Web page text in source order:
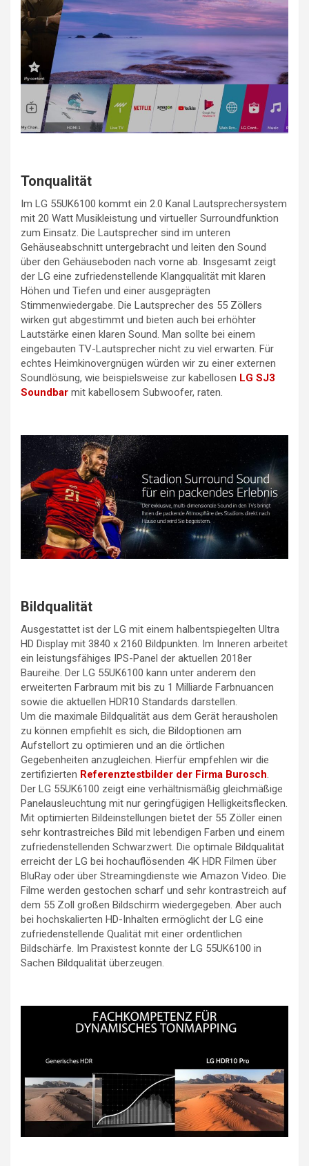
Tonqualität
Im LG 55UK6100 kommt ein 2.0 Kanal Lautsprechersystem
mit 20 Watt Musikleistung und virtueller Surroundfunktion
zum Einsatz. Die Lautsprecher sind im unteren
Gehäuseabschnitt untergebracht und leiten den Sound
über den Gehäuseboden nach vorne ab. Insgesamt zeigt
der LG eine zufriedenstellende Klangqualität mit klaren
Höhen und Tiefen und einer ausgeprägten
Stimmenwiedergabe. Die Lautsprecher des 55 Zöllers
wirken gut abgestimmt und bieten auch bei erhöhter
Lautstärke einen klaren Sound. Man sollte bei einem
eingebauten TV-Lautsprecher nicht zu viel erwarten. Für
echtes Heimkinovergnügen würden wir zu einer externen
Soundlösung, wie beispielsweise zur kabellosen LG SJ3
Soundbar mit kabellosem Subwoofer, raten.
Bildqualität
Ausgestattet ist der LG mit einem halbentspiegelten Ultra
HD Display mit 3840 x 2160 Bildpunkten. Im Inneren arbeitet
ein leistungsfähiges IPS-Panel der aktuellen 2018er
Baureihe. Der LG 55UK6100 kann unter anderem den
erweiterten Farbraum mit bis zu 1 Milliarde Farbnuancen
sowie die aktuellen HDR10 Standards darstellen.
Um die maximale Bildqualität aus dem Gerät herausholen
zu können empfiehlt es sich, die Bildoptionen am
Aufstellort zu optimieren und an die örtlichen
Gegebenheiten anzugleichen. Hierfür empfehlen wir die
zertifizierten Referenztestbilder der Firma Burosch.
Der LG 55UK6100 zeigt eine verhältnismäßig gleichmäßige
Panelausleuchtung mit nur geringfügigen Helligkeitsflecken.
Mit optimierten Bildeinstellungen bietet der 55 Zöller einen
sehr kontrastreiches Bild mit lebendigen Farben und einem
zufriedenstellenden Schwarzwert. Die optimale Bildqualität
erreicht der LG bei hochauflösenden 4K HDR Filmen über
BluRay oder über Streamingdienste wie Amazon Video. Die
Filme werden gestochen scharf und sehr kontrastreich auf
dem 55 Zoll großen Bildschirm wiedergegeben. Aber auch
bei hochskalierten HD-Inhalten ermöglicht der LG eine
zufriedenstellende Qualität mit einer ordentlichen
Bildschärfe. Im Praxistest konnte der LG 55UK6100 in
Sachen Bildqualität überzeugen.